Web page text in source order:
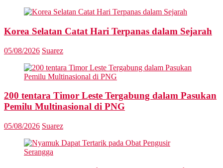
Korea Selatan Catat Hari Terpanas dalam Sejarah
05/08/2026 Suarez
200 tentara Timor Leste Tergabung dalam Pasukan
Pemilu Multinasional di PNG
05/08/2026 Suarez